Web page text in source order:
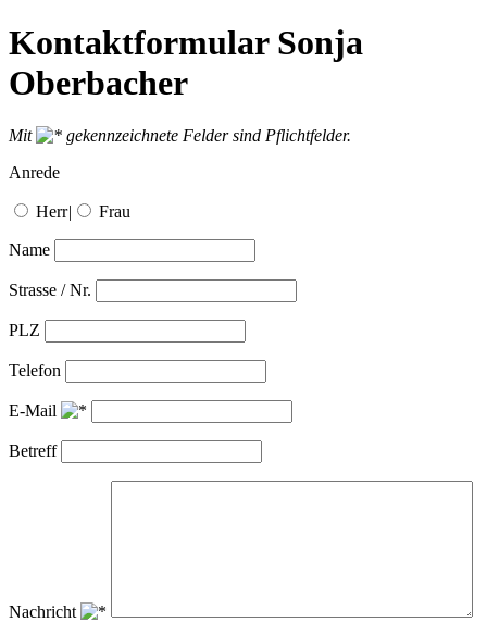
Kontaktformular Sonja
Oberbacher
Mit
gekennzeichnete Felder sind Pflichtfelder.
Anrede
Herr| Frau
Name
Strasse / Nr.
PLZ
Telefon
E-Mail
Betreff
Nachricht